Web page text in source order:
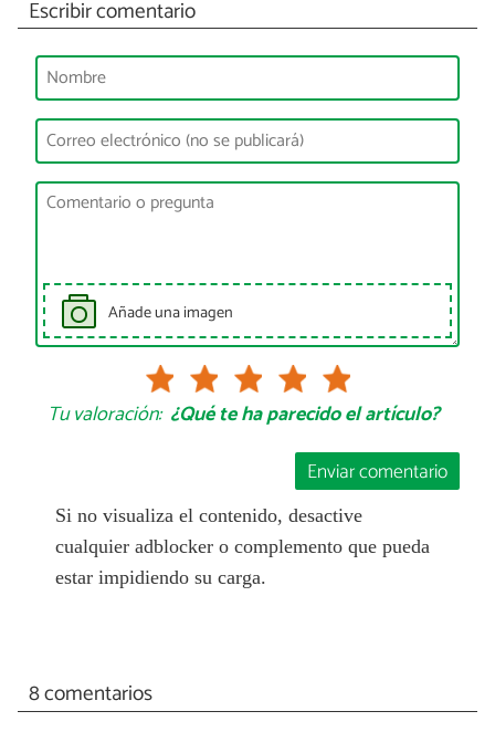
Escribir comentario
Añade una imagen
Tu valoración: ¿Qué te ha parecido el artículo?
Enviar comentario
Si no visualiza el contenido, desactive
cualquier adblocker o complemento que pueda
estar impidiendo su carga.
8 comentarios